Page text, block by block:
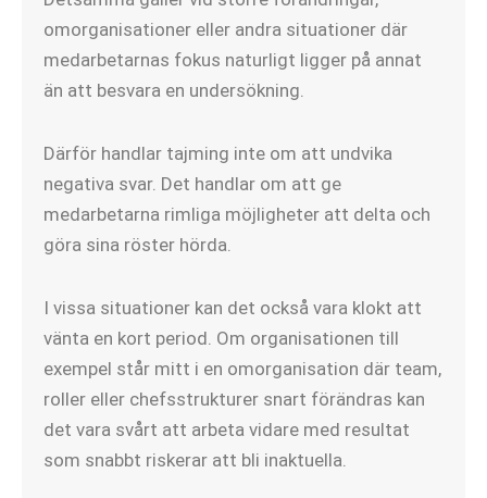
omorganisationer eller andra situationer där
medarbetarnas fokus naturligt ligger på annat
än att besvara en undersökning.
Därför handlar tajming inte om att undvika
negativa svar. Det handlar om att ge
medarbetarna rimliga möjligheter att delta och
göra sina röster hörda.
I vissa situationer kan det också vara klokt att
vänta en kort period. Om organisationen till
exempel står mitt i en omorganisation där team,
roller eller chefsstrukturer snart förändras kan
det vara svårt att arbeta vidare med resultat
som snabbt riskerar att bli inaktuella.